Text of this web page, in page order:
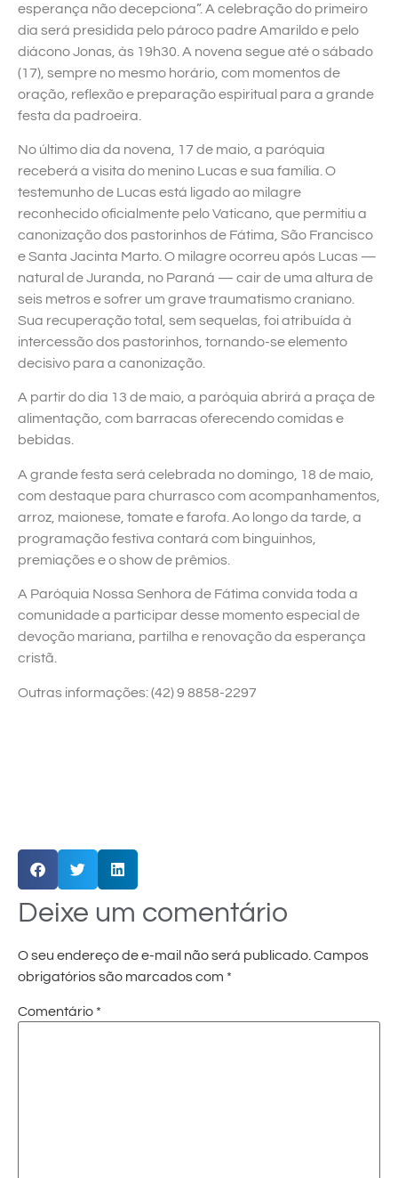
esperança não decepciona”. A celebração do primeiro
dia será presidida pelo pároco padre Amarildo e pelo
diácono Jonas, às 19h30. A novena segue até o sábado
(17), sempre no mesmo horário, com momentos de
oração, reflexão e preparação espiritual para a grande
festa da padroeira.
No último dia da novena, 17 de maio, a paróquia
receberá a visita do menino Lucas e sua família. O
testemunho de Lucas está ligado ao milagre
reconhecido oficialmente pelo Vaticano, que permitiu a
canonização dos pastorinhos de Fátima, São Francisco
e Santa Jacinta Marto. O milagre ocorreu após Lucas —
natural de Juranda, no Paraná — cair de uma altura de
seis metros e sofrer um grave traumatismo craniano.
Sua recuperação total, sem sequelas, foi atribuída à
intercessão dos pastorinhos, tornando-se elemento
decisivo para a canonização.
A partir do dia 13 de maio, a paróquia abrirá a praça de
alimentação, com barracas oferecendo comidas e
bebidas.
A grande festa será celebrada no domingo, 18 de maio,
com destaque para churrasco com acompanhamentos,
arroz, maionese, tomate e farofa. Ao longo da tarde, a
programação festiva contará com binguinhos,
premiações e o show de prêmios.
A Paróquia Nossa Senhora de Fátima convida toda a
comunidade a participar desse momento especial de
devoção mariana, partilha e renovação da esperança
cristã.
Outras informações: (42) 9 8858-2297
Deixe um comentário
O seu endereço de e-mail não será publicado. Campos
obrigatórios são marcados com *
Comentário *